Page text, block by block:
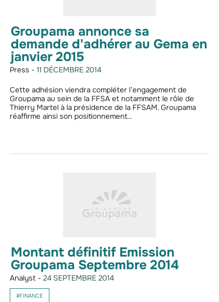
Groupama annonce sa
demande d'adhérer au Gema en
janvier 2015
Press - 11 DÉCEMBRE 2014
Cette adhésion viendra compléter l’engagement de
Groupama au sein de la FFSA et notamment le rôle de
Thierry Martel à la présidence de la FFSAM. Groupama
réaffirme ainsi son positionnement…
Montant définitif Emission
Groupama Septembre 2014
Analyst - 24 SEPTEMBRE 2014
#FINANCE